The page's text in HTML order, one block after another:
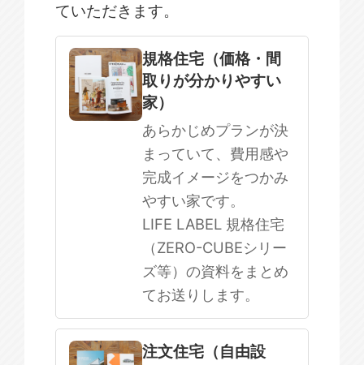
ていただきます。
規格住宅
注文住宅
SOWOOD
まだ何も決まっていない
規格住宅（価格・間
取りが分かりやすい
家）
あらかじめプランが決
まっていて、費用感や
完成イメージをつかみ
やすい家です。
LIFE LABEL 規格住宅
（ZERO-CUBEシリー
ズ等）の資料をまとめ
てお送りします。
注文住宅（自由設